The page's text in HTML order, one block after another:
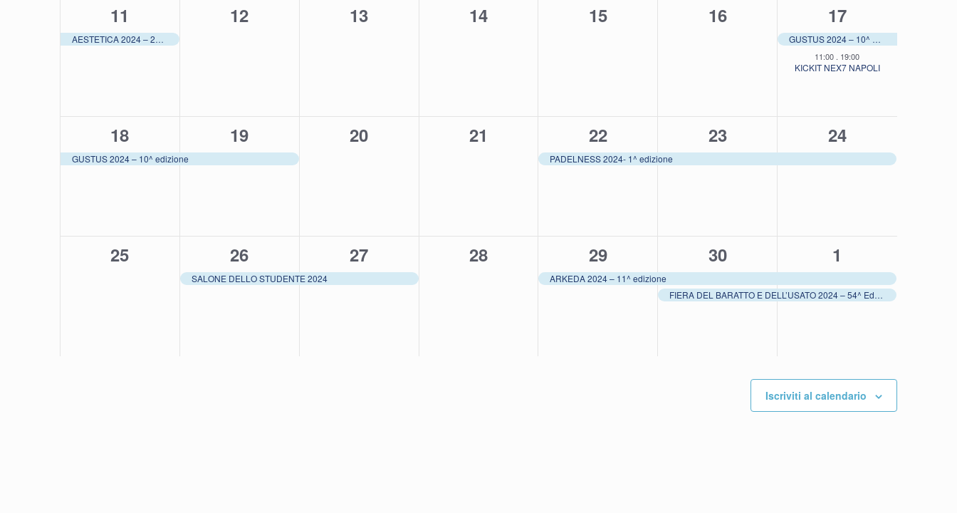
1
evento,
11
AESTETICA 2024 – 27^ edizione
0
12
0
13
0
14
0
15
0
16
2
eventi,
17
GUSTUS 2024 – 10^ edizione
11:00 . 19:00
KICKIT NEX7 NAPOLI
1
evento,
18
GUSTUS 2024 – 10^ edizione
1
evento,
19
0
20
0
21
1
evento,
22
PADELNESS 2024- 1^ edizione
1
evento,
23
1
evento,
24
0
25
1
evento,
26
SALONE DELLO STUDENTE 2024
1
evento,
27
0
28
1
evento,
29
ARKEDA 2024 – 11^ edizione
2
eventi,
30
FIERA DEL BARATTO E DELL’USATO 2024 – 54^ Edizione
2
eventi,
1
Iscriviti al calendario